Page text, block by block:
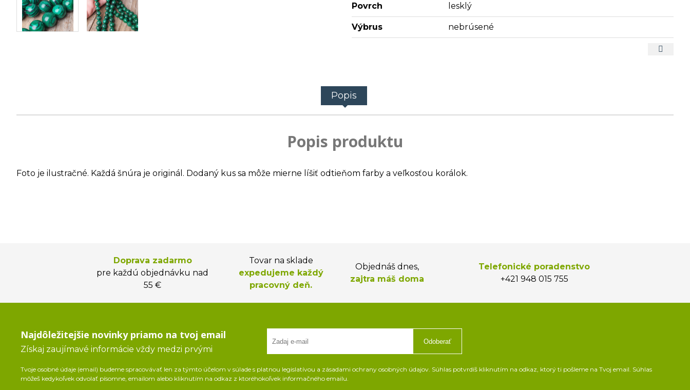
Povrch lesklý
Výbrus nebrúsené
Popis
Popis produktu
Foto je ilustračné. Každá šnúra je originál. Dodaný kus sa môže mierne líšiť odtieňom farby a veľkosťou korálok.
Doprava zadarmo
pre každú objednávku nad
55 €
Tovar na sklade
expedujeme každý
pracovný deň.
Objednáš dnes,
zajtra máš doma
Telefonické poradenstvo
+421 948 015 755
Najdôležitejšie novinky priamo na tvoj email
Získaj zaujímavé informácie vždy medzi prvými
Odoberať
Tvoje osobné údaje (email) budeme spracovávať len za týmto účelom v súlade s platnou legislatívou a zásadami ochrany osobných údajov. Súhlas potvrdíš kliknutím na odkaz, ktorý ti pošleme na Tvoj email. Súhlas
môžeš kedykoľvek odvolať písomne, emailom alebo kliknutím na odkaz z ktoréhokoľvek informačného emailu.